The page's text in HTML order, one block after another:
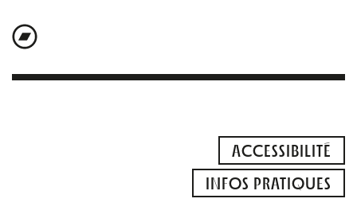
ACCESSIBILITÉ
INFOS PRATIQUES